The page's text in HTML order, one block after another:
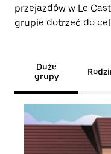
przejazdów w Le
grupie dotrzeć do
Duże
grupy